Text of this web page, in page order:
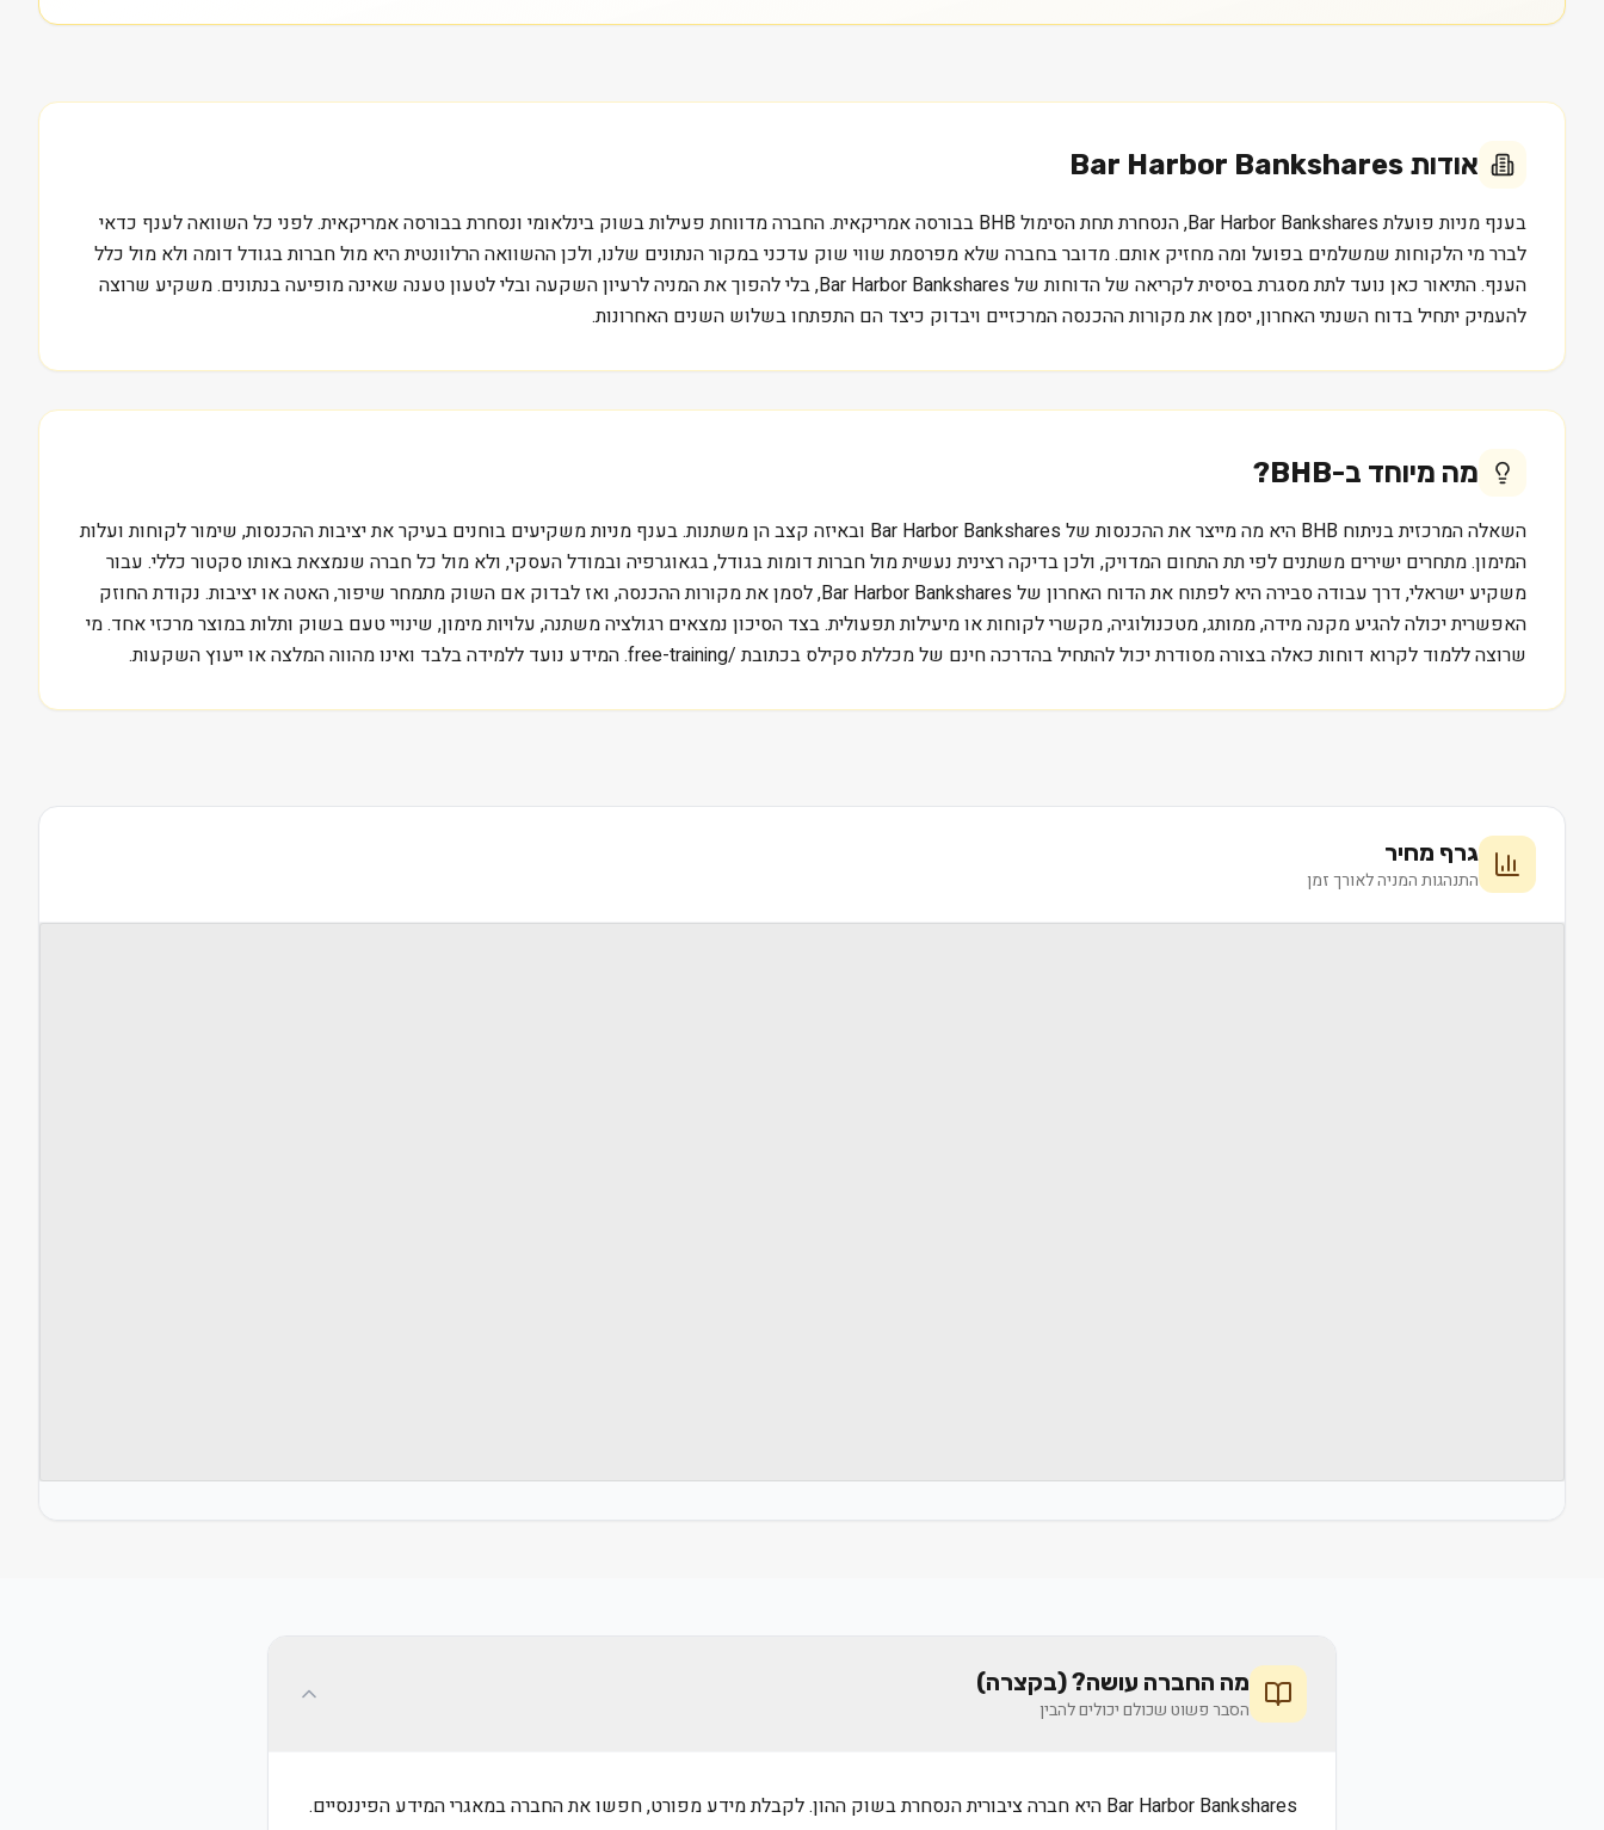
אודות Bar Harbor Bankshares
בענף מניות פועלת Bar Harbor Bankshares, הנסחרת תחת הסימול BHB בבורסה אמריקאית. החברה מדווחת פעילות בשוק בינלאומי ונסחרת בבורסה אמריקאית. לפני כל השוואה לענף כדאי
לברר מי הלקוחות שמשלמים בפועל ומה מחזיק אותם. מדובר בחברה שלא מפרסמת שווי שוק עדכני במקור הנתונים שלנו, ולכן ההשוואה הרלוונטית היא מול חברות בגודל דומה ולא מול כלל
הענף. התיאור כאן נועד לתת מסגרת בסיסית לקריאה של הדוחות של Bar Harbor Bankshares, בלי להפוך את המניה לרעיון השקעה ובלי לטעון טענה שאינה מופיעה בנתונים. משקיע שרוצה
להעמיק יתחיל בדוח השנתי האחרון, יסמן את מקורות ההכנסה המרכזיים ויבדוק כיצד הם התפתחו בשלוש השנים האחרונות.
מה מיוחד ב-BHB
?
השאלה המרכזית בניתוח BHB היא מה מייצר את ההכנסות של Bar Harbor Bankshares ובאיזה קצב הן משתנות. בענף מניות משקיעים בוחנים בעיקר את יציבות ההכנסות, שימור לקוחות ועלות
המימון. מתחרים ישירים משתנים לפי תת התחום המדויק, ולכן בדיקה רצינית נעשית מול חברות דומות בגודל, בגאוגרפיה ובמודל העסקי, ולא מול כל חברה שנמצאת באותו סקטור כללי. עבור
משקיע ישראלי, דרך עבודה סבירה היא לפתוח את הדוח האחרון של Bar Harbor Bankshares, לסמן את מקורות ההכנסה, ואז לבדוק אם השוק מתמחר שיפור, האטה או יציבות. נקודת החוזק
האפשרית יכולה להגיע מקנה מידה, ממותג, מטכנולוגיה, מקשרי לקוחות או מיעילות תפעולית. בצד הסיכון נמצאים רגולציה משתנה, עלויות מימון, שינויי טעם בשוק ותלות במוצר מרכזי אחד. מי
שרוצה ללמוד לקרוא דוחות כאלה בצורה מסודרת יכול להתחיל בהדרכה חינם של מכללת סקילס בכתובת /free-training. המידע נועד ללמידה בלבד ואינו מהווה המלצה או ייעוץ השקעות.
גרף מחיר
התנהגות המניה לאורך זמן
מה החברה עושה? (בקצרה)
הסבר פשוט שכולם יכולים להבין
Bar Harbor Bankshares היא חברה ציבורית הנסחרת בשוק ההון. לקבלת מידע מפורט, חפשו את החברה במאגרי המידע הפיננסיים.